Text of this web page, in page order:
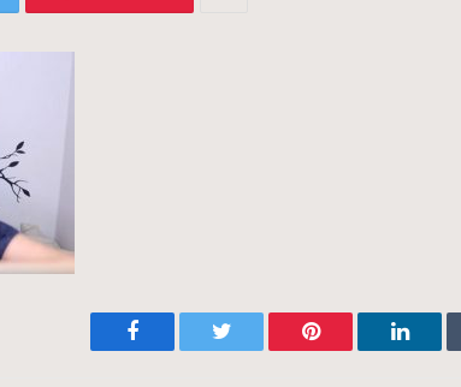
Facebook Twitter Pinterest